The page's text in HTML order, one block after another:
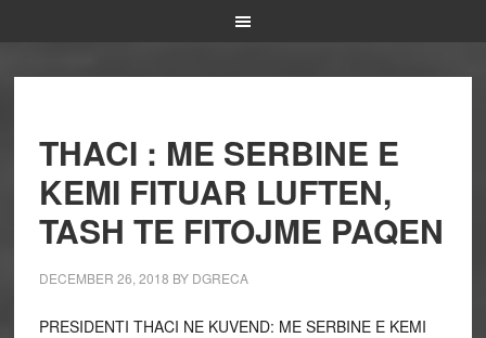
THACI : ME SERBINE E
KEMI FITUAR LUFTEN,
TASH TE FITOJME PAQEN
DECEMBER 26, 2018 BY DGRECA
PRESIDENTI THACI NE KUVEND: ME SERBINE E KEMI